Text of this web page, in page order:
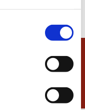
lide...